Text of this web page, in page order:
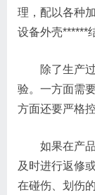
理，配以各种
设备外壳******
除了生产过
验。一方面需
方面还要严格
如果在产品
及时进行返修
在碰伤、划伤